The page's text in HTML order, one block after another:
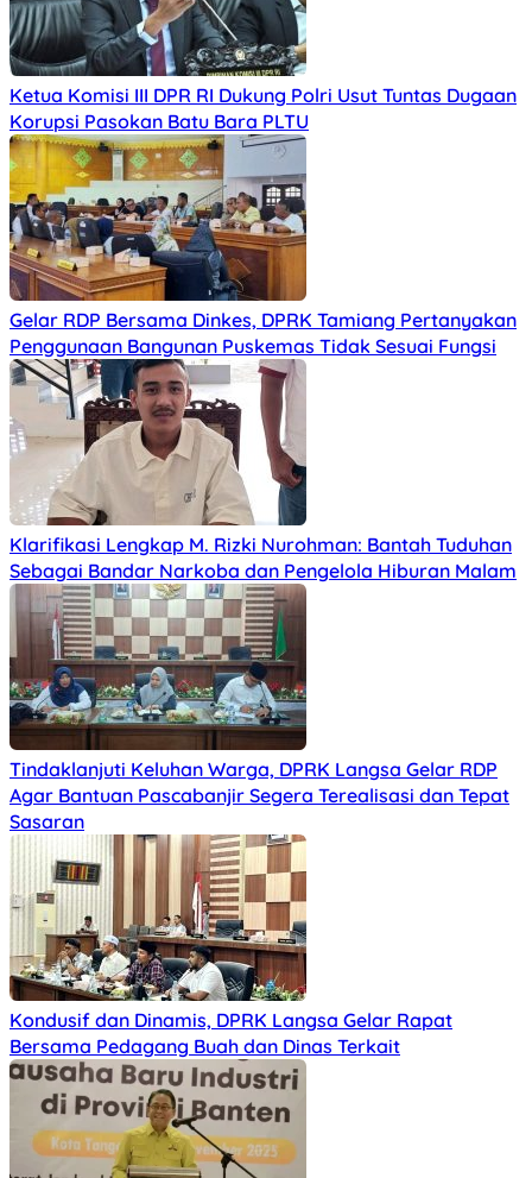
Ketua Komisi III DPR RI Dukung Polri Usut Tuntas Dugaan
Korupsi Pasokan Batu Bara PLTU
Gelar RDP Bersama Dinkes, DPRK Tamiang Pertanyakan
Penggunaan Bangunan Puskemas Tidak Sesuai Fungsi
Klarifikasi Lengkap M. Rizki Nurohman: Bantah Tuduhan
Sebagai Bandar Narkoba dan Pengelola Hiburan Malam
Tindaklanjuti Keluhan Warga, DPRK Langsa Gelar RDP
Agar Bantuan Pascabanjir Segera Terealisasi dan Tepat
Sasaran
Kondusif dan Dinamis, DPRK Langsa Gelar Rapat
Bersama Pedagang Buah dan Dinas Terkait